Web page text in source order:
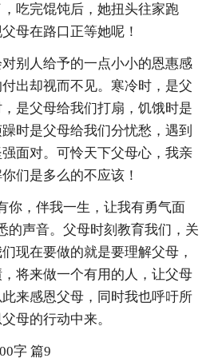
吃完馄饨后，她扭头往家跑
母在路口正等她呢！
别人给予的一点小小的恩惠感
出却视而不见。寒冷时，是父
是父母给我们打扇，饥饿时是
时是父母给我们分忧愁，遇到
面对。可怜天下父母心，我亲
们是多么的不应该！
你，伴我一生，让我有勇气面
声音。父母时刻教育我们，关
现在要做的就是要理解父母，
将来做一个有用的人，让父母
来感恩父母，同时我也呼吁所
母的行动中来。
字 篇9